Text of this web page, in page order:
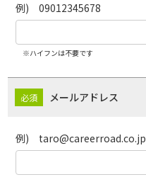
例) 09012345678
※ハイフンは不要です
メールアドレス
例) taro@careerroad.co.jp